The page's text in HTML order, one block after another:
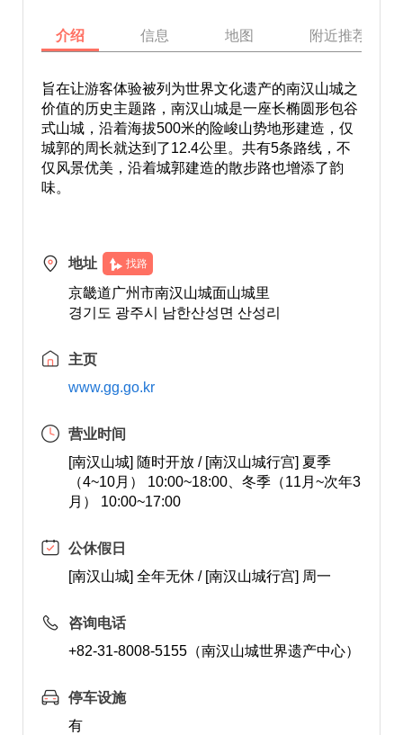
介绍 信息 地图 附近推荐景点
旨在让游客体验被列为世界文化遗产的南汉山城之
价值的历史主题路，南汉山城是一座长椭圆形包谷
式山城，沿着海拔500米的险峻山势地形建造，仅
城郭的周长就达到了12.4公里。共有5条路线，不
仅风景优美，沿着城郭建造的散步路也增添了韵
味。
地址 找路
京畿道广州市南汉山城面山城里
경기도 광주시 남한산성면 산성리
主页
www.gg.go.kr
营业时间
[南汉山城] 随时开放 / [南汉山城行宫] 夏季
（4~10月） 10:00~18:00、冬季（11月~次年3
月） 10:00~17:00
公休假日
[南汉山城] 全年无休 / [南汉山城行宫] 周一
咨询电话
+82-31-8008-5155（南汉山城世界遗产中心）
停车设施
有